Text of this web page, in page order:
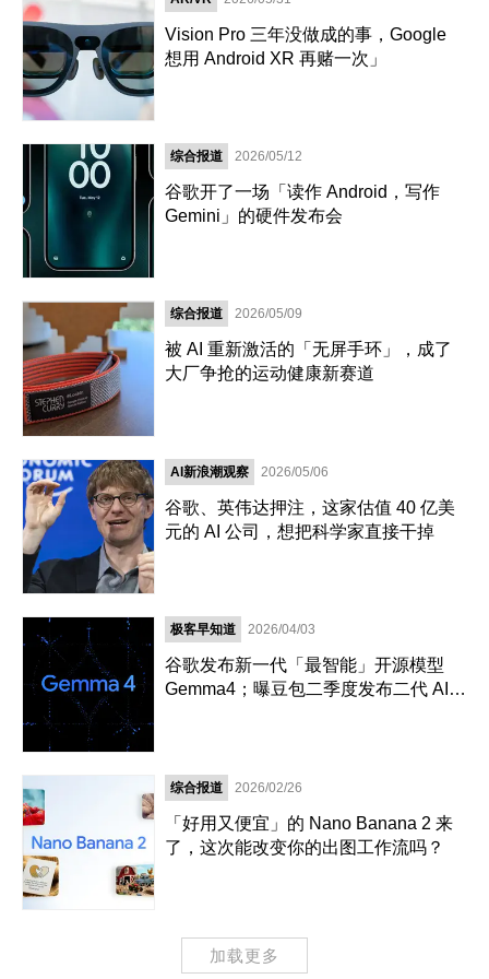
Vision Pro 三年没做成的事，Google
想用 Android XR 再赌一次」
综合报道 2026/05/12
谷歌开了一场「读作 Android，写作
Gemini」的硬件发布会
综合报道 2026/05/09
被 AI 重新激活的「无屏手环」，成了
大厂争抢的运动健康新赛道
AI新浪潮观察 2026/05/06
谷歌、英伟达押注，这家估值 40 亿美
元的 AI 公司，想把科学家直接干掉
极客早知道 2026/04/03
谷歌发布新一代「最智能」开源模型
Gemma4；曝豆包二季度发布二代 AI
综合报道 2026/02/26
「好用又便宜」的 Nano Banana 2 来
了，这次能改变你的出图工作流吗？
加载更多